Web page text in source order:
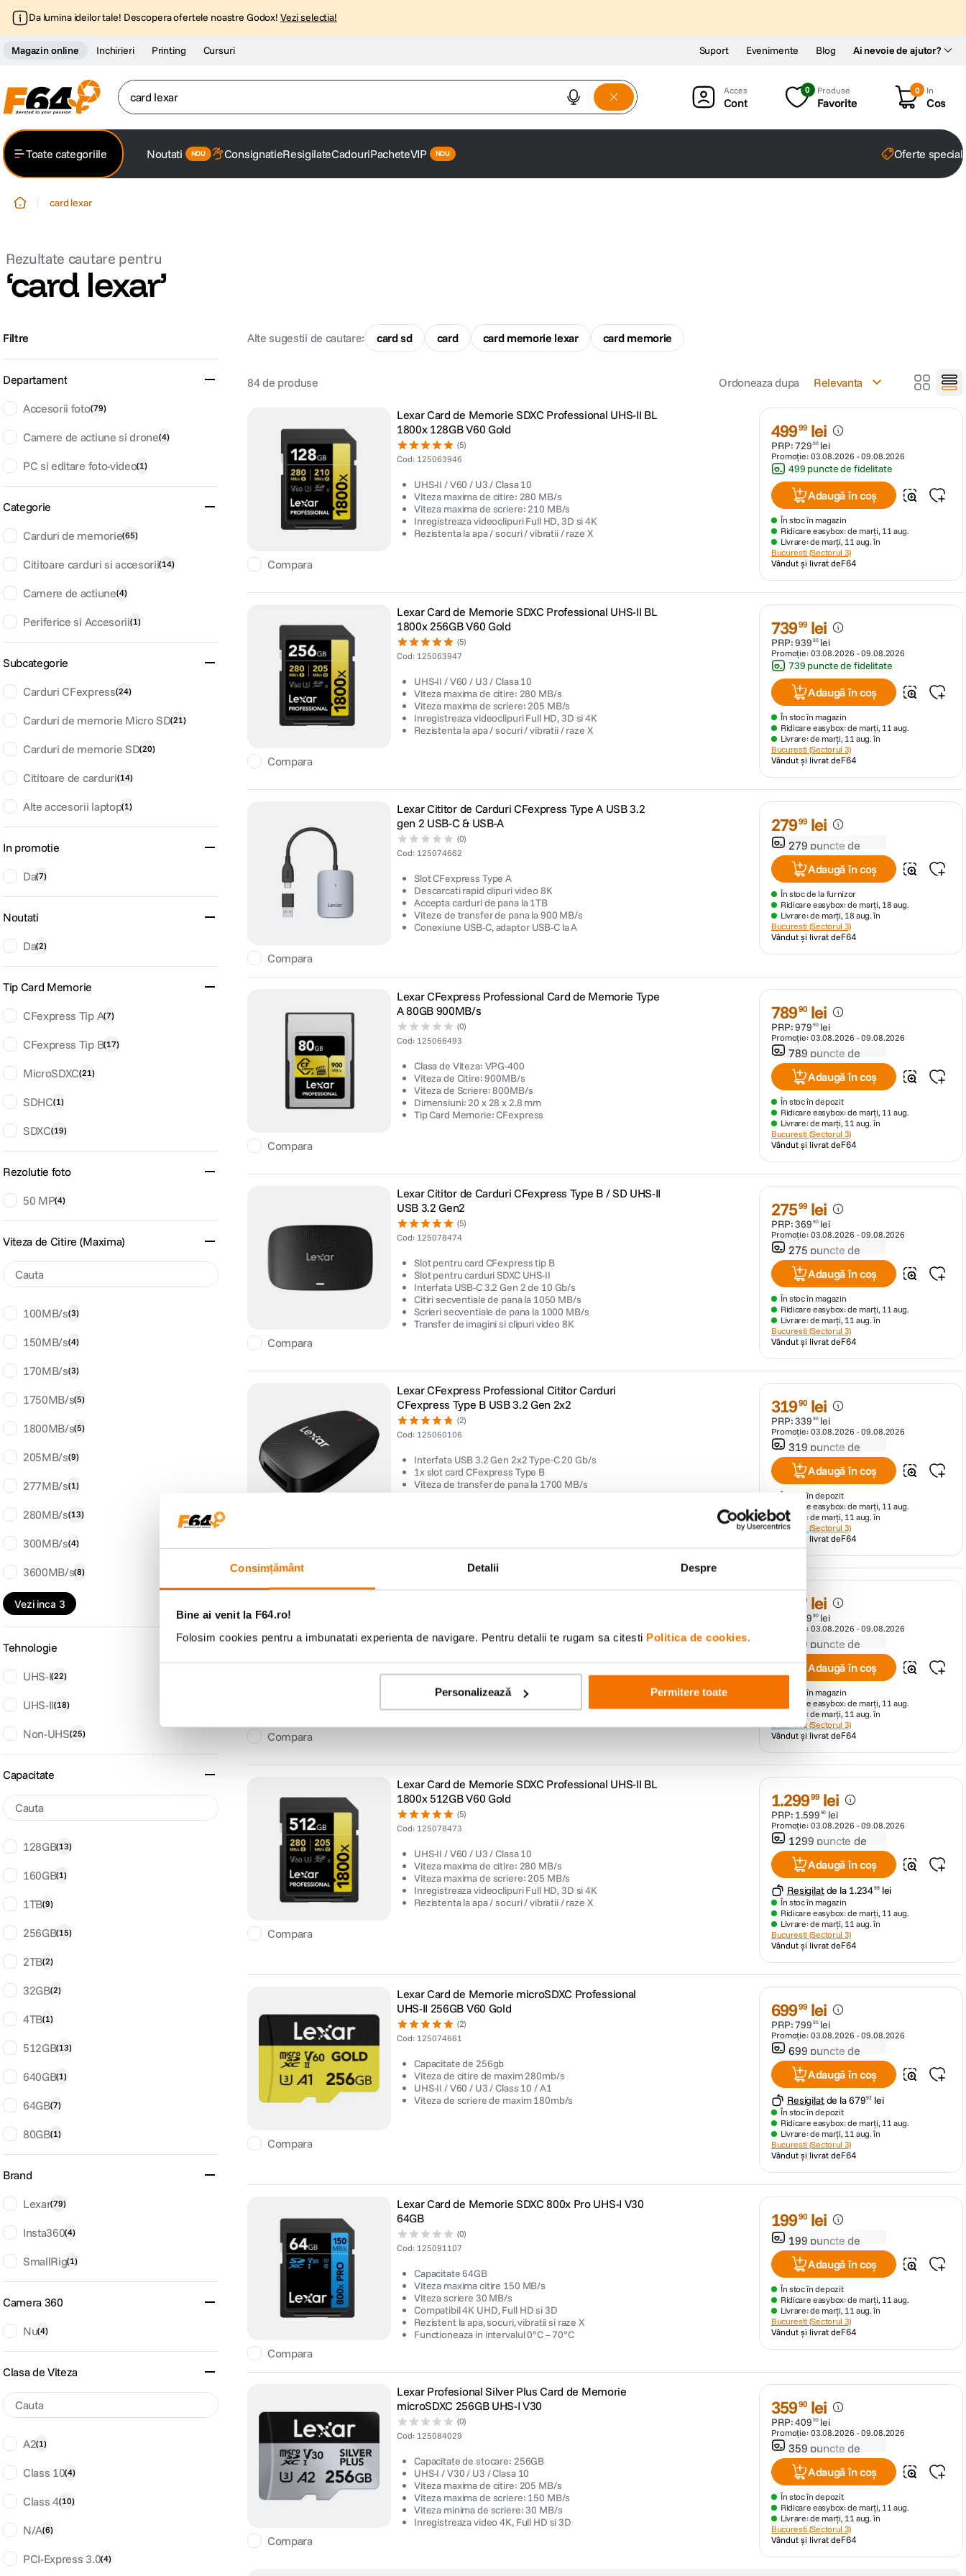
Consimțământ Detalii Despre
Bine ai venit la F64.ro!
Folosim cookies pentru a imbunatati experienta de navigare. Pentru detalii te rugam sa citesti Politica de cookies.
Personalizează Permitere toate
Da lumina ideilor tale! Descopera ofertele noastre Godox! Vezi selectia!
Magazin online Inchirieri Printing Cursuri Ai nevoie de ajutor?
Suport Evenimente Blog
Cauta dupa model, tipul produsului, caracteristici...
Cont
0 Produse
Favorite
0 In
Cos
Toate categoriile Noutati ConsignatieResigilateCadouriPacheteVIP Oferte
card lexar
card lexar
Filtre
Departament
Accesorii foto(79)
Camere de actiune si drone(4)
PC si editare foto-video(1)
Categorie
Carduri de memorie(65)
Cititoare carduri si accesorii(14)
Camere de actiune(4)
Periferice si Accesorii(1)
Subcategorie
Carduri CFexpress(24)
Carduri de memorie Micro SD(21)
Carduri de memorie SD(20)
Cititoare de carduri(14)
Alte accesorii laptop(1)
In promotie
Da(7)
Noutati
Da(2)
Tip Card Memorie
CFexpress Tip A(7)
CFexpress Tip B(17)
MicroSDXC(21)
SDHC(1)
SDXC(19)
Rezolutie foto
50 MP(4)
Viteza de Citire (Maxima)
100MB/s(3)
150MB/s(4)
170MB/s(3)
1750MB/s(5)
1800MB/s(5)
205MB/s(9)
277MB/s(1)
280MB/s(13)
300MB/s(4)
3600MB/s(8)
Vezi inca 3
Tehnologie
UHS-I(22)
UHS-II(18)
Non-UHS(25)
Capacitate
128GB(13)
160GB(1)
1TB(9)
256GB(15)
2TB(2)
32GB(2)
4TB(1)
512GB(13)
640GB(1)
64GB(7)
80GB(1)
Brand
Lexar(79)
Insta360(4)
SmallRig(1)
Camera 360
Nu(4)
Clasa de Viteza
A2(1)
Class 10(4)
Class 4(10)
N/A(6)
PCI-Express 3.0(4)
Alte sugestii de cautare: card sd card card memorie lexar card memorie
84de produse Ordoneaza dupa Relevanta
Compara
Lexar Card de Memorie SDXC Professional UHS-II BL
1800x 128GB V60 Gold
(5)
Cod: 125063946
UHS-II / V60 / U3 / Clasa 10
Viteza maxima de citire: 280 MB/s
Viteza maxima de scriere: 210 MB/s
Inregistreaza videoclipuri Full HD, 3D si 4K
Rezistenta la apa / socuri / vibratii / raze X
49999 lei
PRP:729 90 lei
Promoție: 03.08.2026 -09.08.2026
499 puncte de fidelitate
Adaugă în coș
În stoc în magazin
Ridicare easybox: de marți, 11 aug.
Livrare: de marți, 11 aug. în
Bucuresti (Sectorul 3)
Vândut și livrat deF64
Compara
Lexar Card de Memorie SDXC Professional UHS-II BL
1800x 256GB V60 Gold
(5)
Cod: 125063947
UHS-II / V60 / U3 / Clasa 10
Viteza maxima de citire: 280 MB/s
Viteza maxima de scriere: 205 MB/s
Inregistreaza videoclipuri Full HD, 3D si 4K
Rezistenta la apa / socuri / vibratii / raze X
73999 lei
PRP:939 90 lei
Promoție: 03.08.2026 -09.08.2026
739 puncte de fidelitate
Adaugă în coș
În stoc în magazin
Ridicare easybox: de marți, 11 aug.
Livrare: de marți, 11 aug. în
Bucuresti (Sectorul 3)
Vândut și livrat deF64
Compara
Lexar Cititor de Carduri CFexpress Type A USB 3.2
gen 2 USB-C & USB-A
(0)
Cod: 125074662
Slot CFexpress Type A
Descarcati rapid clipuri video 8K
Accepta carduri de pana la 1TB
Viteze de transfer de pana la 900 MB/s
Conexiune USB-C, adaptor USB-C la A
27999 lei
279 puncte de
fidelitate
Adaugă în coș
În stoc de la furnizor
Ridicare easybox: de marți, 18 aug.
Livrare: de marți, 18 aug. în
Bucuresti (Sectorul 3)
Vândut și livrat deF64
Compara
Lexar CFexpress Professional Card de Memorie Type
A 80GB 900MB/s
(0)
Cod: 125066493
Clasa de Viteza: VPG-400
Viteza de Citire: 900MB/s
Viteza de Scriere: 800MB/s
Dimensiuni: 20 x 28 x 2.8 mm
Tip Card Memorie: CFexpress
78990 lei
PRP:979 90 lei
Promoție: 03.08.2026 -09.08.2026
789 puncte de
fidelitate
Adaugă în coș
În stoc în depozit
Ridicare easybox: de marți, 11 aug.
Livrare: de marți, 11 aug. în
Bucuresti (Sectorul 3)
Vândut și livrat deF64
Compara
Lexar Cititor de Carduri CFexpress Type B / SD UHS-II
USB 3.2 Gen2
(5)
Cod: 125078474
Slot pentru card CFexpress tip B
Slot pentru carduri SDXC UHS-II
Interfata USB-C 3.2 Gen 2 de 10 Gb/s
Citiri secventiale de pana la 1050 MB/s
Scrieri secventiale de pana la 1000 MB/s
Transfer de imagini si clipuri video 8K
27599 lei
PRP:369 90 lei
Promoție: 03.08.2026 -09.08.2026
275 puncte de
fidelitate
Adaugă în coș
În stoc în magazin
Ridicare easybox: de marți, 11 aug.
Livrare: de marți, 11 aug. în
Bucuresti (Sectorul 3)
Vândut și livrat deF64
Lexar CFexpress Professional Cititor Carduri
CFexpress Type B USB 3.2 Gen 2x2
(2)
Cod: 125060106
Interfata USB 3.2 Gen 2x2 Type-C 20 Gb/s
1x slot card CFexpress Type B
Viteza de transfer de pana la 1700 MB/s
31990 lei
PRP:339 90 lei
Promoție: 03.08.2026 -09.08.2026
319 puncte de
fidelitate
Adaugă în coș
În stoc în depozit
Ridicare easybox: de marți, 11 aug.
Livrare: de marți, 11 aug. în
Bucuresti (Sectorul 3)
Vândut și livrat deF64
Compara
Lexar Card de Memorie SDXC Professional UHS-II BL
Cod
125063945
Inregistreaza videoclipuri Full HD, 3D si 4K
Rezistenta la apa / socuri / vibratii / raze X
99 lei
499 90 lei
Promoție: 03.08.2026 -09.08.2026
349 puncte de
fidelitate
Adaugă în coș
În stoc în magazin
Ridicare easybox: de marți, 11 aug.
Livrare: de marți, 11 aug. în
Bucuresti (Sectorul 3)
Vândut și livrat deF64
Compara
Lexar Card de Memorie SDXC Professional UHS-II BL
1800x 512GB V60 Gold
(5)
Cod: 125078473
UHS-II / V60 / U3 / Clasa 10
Viteza maxima de citire: 280 MB/s
Viteza maxima de scriere: 205 MB/s
Inregistreaza videoclipuri Full HD, 3D si 4K
Rezistenta la apa / socuri / vibratii / raze X
1.29999 lei
PRP: 1.599 90 lei
Promoție: 03.08.2026 -09.08.2026
1299 puncte de
fidelitate
Adaugă în coș
Resigilatde la 1.23499 lei
În stoc în magazin
Ridicare easybox: de marți, 11 aug.
Livrare: de marți, 11 aug. în
Bucuresti (Sectorul 3)
Vândut și livrat deF64
Compara
Lexar Card de Memorie microSDXC Professional
UHS-II 256GB V60 Gold
(2)
Cod: 125074661
Capacitate de 256gb
Viteza de citire de maxim 280mb/s
UHS-II / V60 / U3 / Class 10 / A1
Viteza de scriere de maxim 180mb/s
69999 lei
PRP:799 90 lei
Promoție: 03.08.2026 -09.08.2026
699 puncte de
fidelitate
Adaugă în coș
Resigilatde la67992 lei
În stoc în depozit
Ridicare easybox: de marți, 11 aug.
Livrare: de marți, 11 aug. în
Bucuresti (Sectorul 3)
Vândut și livrat deF64
Compara
Lexar Card de Memorie SDXC 800x Pro UHS-I V30
64GB
(0)
Cod: 125091107
Capacitate 64GB
Viteza maxima citire 150 MB/s
Viteza scriere 30 MB/s
Compatibil 4K UHD, Full HD si 3D
Rezistent la apa, socuri, vibratii si raze X
Functioneaza in intervalul 0°C – 70°C
19990 lei
199 puncte de
fidelitate
Adaugă în coș
În stoc în depozit
Ridicare easybox: de marți, 11 aug.
Livrare: de marți, 11 aug. în
Bucuresti (Sectorul 3)
Vândut și livrat deF64
Compara
Lexar Profesional Silver Plus Card de Memorie
microSDXC 256GB UHS-I V30
(0)
Cod: 125084029
Capacitate de stocare: 256GB
UHS-I / V30 / U3 / Clasa 10
Viteza maxima de citire: 205 MB/s
Viteza maxima de scriere: 150 MB/s
Viteza minima de scriere: 30 MB/s
Inregistreaza video 4K, Full HD si 3D
35990 lei
PRP:409 90 lei
Promoție: 03.08.2026 -09.08.2026
359 puncte de
fidelitate
Adaugă în coș
În stoc în depozit
Ridicare easybox: de marți, 11 aug.
Livrare: de marți, 11 aug. în
Bucuresti (Sectorul 3)
Vândut și livrat deF64